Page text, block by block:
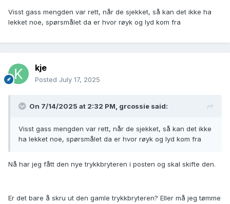
Visst gass mengden var rett, når de sjekket, så kan det ikke ha
lekket noe, spørsmålet da er hvor røyk og lyd kom fra
kje
Posted July 17, 2025
On 7/14/2025 at 2:32 PM, grcossie said:
Visst gass mengden var rett, når de sjekket, så kan det ikke
ha lekket noe, spørsmålet da er hvor røyk og lyd kom fra
Nå har jeg fått den nye trykkbryteren i posten og skal skifte den.
Er det bare å skru ut den gamle trykkbryteren? Eller må jeg tømme